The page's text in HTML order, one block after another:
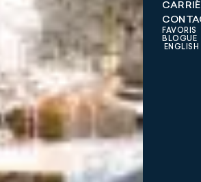
FAVORIS
BLOGUE
ENGLISH